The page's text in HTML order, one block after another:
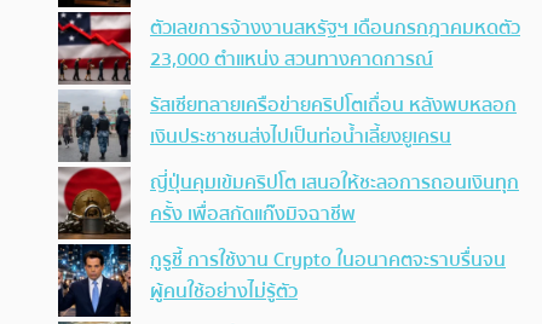
ตัวเลขการจ้างงานสหรัฐฯ เดือนกรกฎาคมหดตัว
23,000 ตำแหน่ง สวนทางคาดการณ์
รัสเซียทลายเครือข่ายคริปโตเถื่อน หลังพบหลอก
เงินประชาชนส่งไปเป็นท่อน้ำเลี้ยงยูเครน
ญี่ปุ่นคุมเข้มคริปโต เสนอให้ชะลอการถอนเงินทุก
ครั้ง เพื่อสกัดแก๊งมิจฉาชีพ
กูรูชี้ การใช้งาน Crypto ในอนาคตจะราบรื่นจน
ผู้คนใช้อย่างไม่รู้ตัว